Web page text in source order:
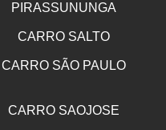
PIRASSUNUNGA
CARRO SALTO
CARRO SÃO PAULO
CARRO SAOJOSE